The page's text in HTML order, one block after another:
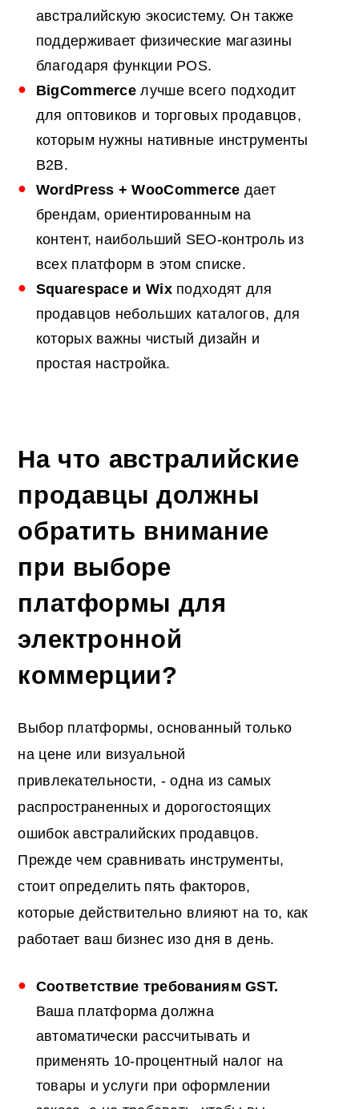
австралийскую экосистему. Он также
поддерживает физические магазины
благодаря функции POS.
BigCommerce лучше всего подходит
для оптовиков и торговых продавцов,
которым нужны нативные инструменты
B2B.
WordPress + WooCommerce дает
брендам, ориентированным на
контент, наибольший SEO-контроль из
всех платформ в этом списке.
Squarespace и Wixподходят для
продавцов небольших каталогов, для
которых важны чистый дизайн и
простая настройка.
На что австралийские
продавцы должны
обратить внимание
при выборе
платформы для
электронной
коммерции?
Выбор платформы, основанный только
на цене или визуальной
привлекательности, - одна из самых
распространенных и дорогостоящих
ошибок австралийских продавцов.
Прежде чем сравнивать инструменты,
стоит определить пять факторов,
которые действительно влияют на то, как
работает ваш бизнес изо дня в день.
Соответствие требованиям GST.
Ваша платформа должна
автоматически рассчитывать и
применять 10-процентный налог на
товары и услуги при оформлении